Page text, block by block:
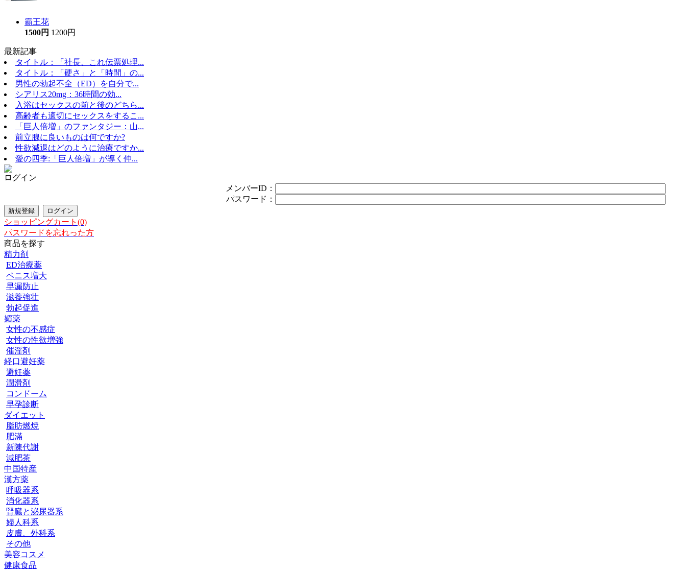
霸王花
1500円 1200円
最新記事
タイトル：「社長、これ伝票処理...
タイトル：「硬さ」と「時間」の...
男性の勃起不全（ED）を自分で...
シアリス20mg：36時間の効...
入浴はセックスの前と後のどちら...
高齢者も適切にセックスをするこ...
「巨人倍増」のファンタジー：山...
前立腺に良いものは何ですか?
性欲減退はどのように治療ですか...
愛の四季:「巨人倍増」が導く仲...
ログイン
メンバーID：
パスワード：
ショッピングカート(0)
パスワードを忘れった方
商品を探す
精力剤
ED治療薬
ペニス増大
早漏防止
滋養強壮
勃起促進
媚薬
女性の不感症
女性の性欲増強
催淫剤
経口避妊薬
避妊薬
潤滑剤
コンドーム
早孕診断
ダイエット
脂肪燃焼
肥滿
新陳代謝
減肥茶
中国特産
漢方薬
呼吸器系
消化器系
腎臓と泌尿器系
婦人科系
皮膚、外科系
その他
美容コスメ
健康食品